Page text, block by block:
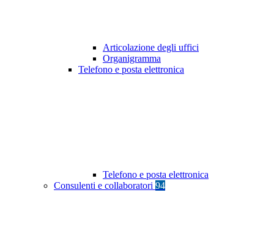
Articolazione degli uffici
Organigramma
Telefono e posta elettronica
Telefono e posta elettronica
Consulenti e collaboratori 94